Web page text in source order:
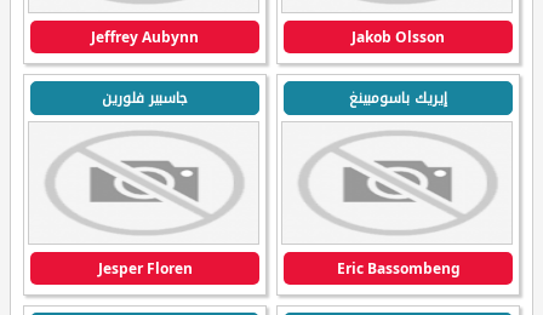
Jakob Olsson
Jeffrey Aubynn
إيريك باسومبينغ
Eric Bassombeng
جاسبير فلورين
Jesper Floren